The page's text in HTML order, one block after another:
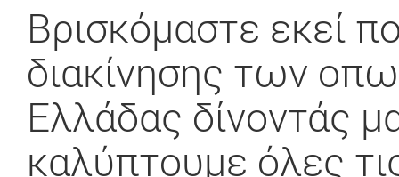
Βρισκόμαστε εκεί
διακίνησης των
Ελλάδας δίνοντάς
καλύπτουμε όλες